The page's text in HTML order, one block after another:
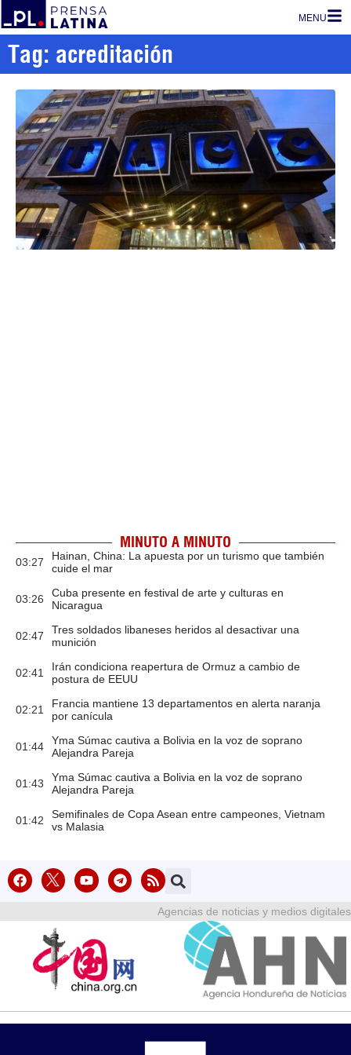
MENU
Tag: acreditación
MINUTO A MINUTO
03:27
Hainan, China: La apuesta por un turismo que también
cuide el mar
03:26
Cuba presente en festival de arte y culturas en
Nicaragua
02:47
Tres soldados libaneses heridos al desactivar una
munición
02:41
Irán condiciona reapertura de Ormuz a cambio de
postura de EEUU
02:21
Francia mantiene 13 departamentos en alerta naranja
por canícula
01:44
Yma Súmac cautiva a Bolivia en la voz de soprano
Alejandra Pareja
01:43
Yma Súmac cautiva a Bolivia en la voz de soprano
Alejandra Pareja
01:42
Semifinales de Copa Asean entre campeones, Vietnam
vs Malasia
Agencias de noticias y medios digitales